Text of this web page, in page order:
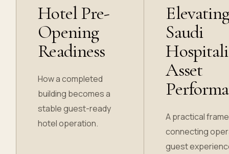
Hotel Pre-
Opening
Readiness
How a completed
building becomes a
stable guest-ready
hotel operation.
Saudi
Asset
A practical
connecting
guest